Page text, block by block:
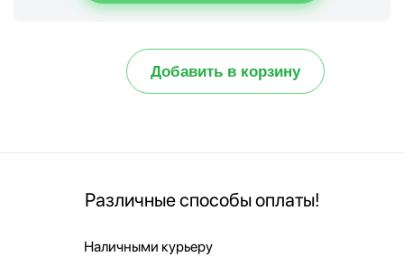
Добавить в корзину
Различные способы оплаты!
Наличными курьеру